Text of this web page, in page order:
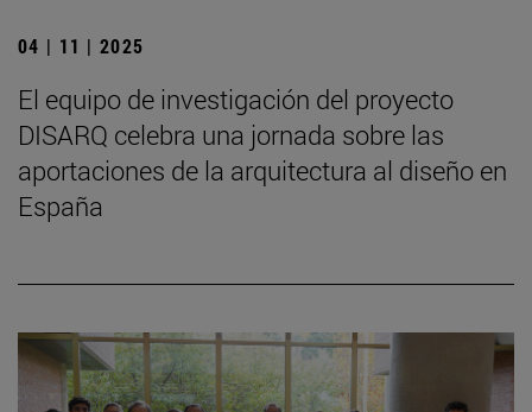
04 | 11 | 2025
El equipo de investigación del proyecto
DISARQ celebra una jornada sobre las
aportaciones de la arquitectura al diseño en
España